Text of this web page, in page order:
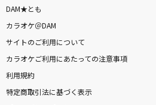
DAM★とも
カラオケ＠DAM
サイトのご利用について
カラオケご利用にあたっての注意事項
利用規約
特定商取引法に基づく表示